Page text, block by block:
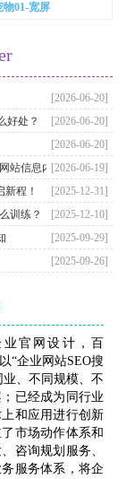
物01-宽屏
[2026-06-20]
[2026-06-20]
好处？
[2026-06-20]
[2026-06-19]
站信息内容？
[2025-12-31]
新程！
[2025-12-10]
训练？
[2025-09-29]
[2025-09-26]
官网设计，百
“企业网站SEO搜
、不同规模、不
已经成为同行业
和应用进行创新
市场动作体系和
咨询规划服务、
服务体系，将企